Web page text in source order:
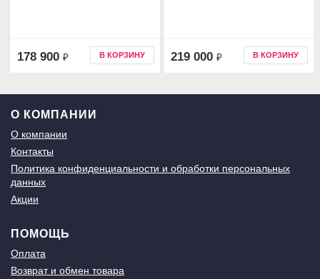
178 900 ₽ В КОРЗИНУ 219 000 ₽ В КОРЗИНУ
О КОМПАНИИ
О компании
Контакты
Политика конфиденциальности и обработки персональных
данных
Акции
ПОМОЩЬ
Оплата
Возврат и обмен товара